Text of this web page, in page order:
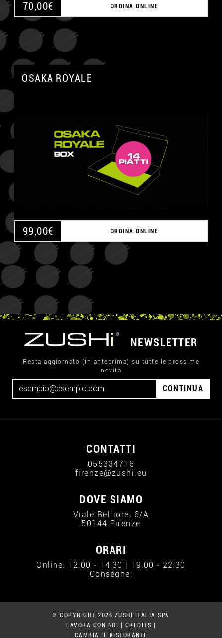
70,00€ ORDINA ONLINE
OSAKA ROYALE
99,00€ ORDINA ONLINE
NEWSLETTER
Resta aggiornato (in anteprima) su tutte le prossime
novità
CONTINUA
CONTATTI
055334716
firenze@zushi.eu
DOVE SIAMO
Viale Belfiore, 6/A
50144 Firenze
ORARI
Online: 12:00 › 14:30 | 19:00 › 22:30
Consegne:
© COPYRIGHT 2026 ZUSHI ITALIA SPA
LAVORA CON NOI
CREDITS
CAMBIA IL RISTORANTE